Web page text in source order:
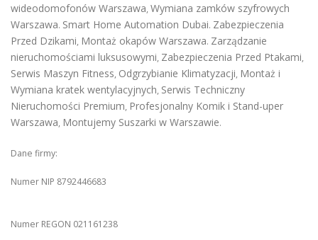
wideodomofonów Warszawa, Wymiana zamków szyfrowych
Warszawa. Smart Home Automation Dubai. Zabezpieczenia
Przed Dzikami, Montaż okapów Warszawa. Zarządzanie
nieruchomościami luksusowymi, Zabezpieczenia Przed Ptakami,
Serwis Maszyn Fitness, Odgrzybianie Klimatyzacji, Montaż i
Wymiana kratek wentylacyjnych, Serwis Techniczny
Nieruchomości Premium, Profesjonalny Komik i Stand-uper
Warszawa, Montujemy Suszarki w Warszawie.
Dane firmy:
Numer NIP 8792446683
Numer REGON 021161238